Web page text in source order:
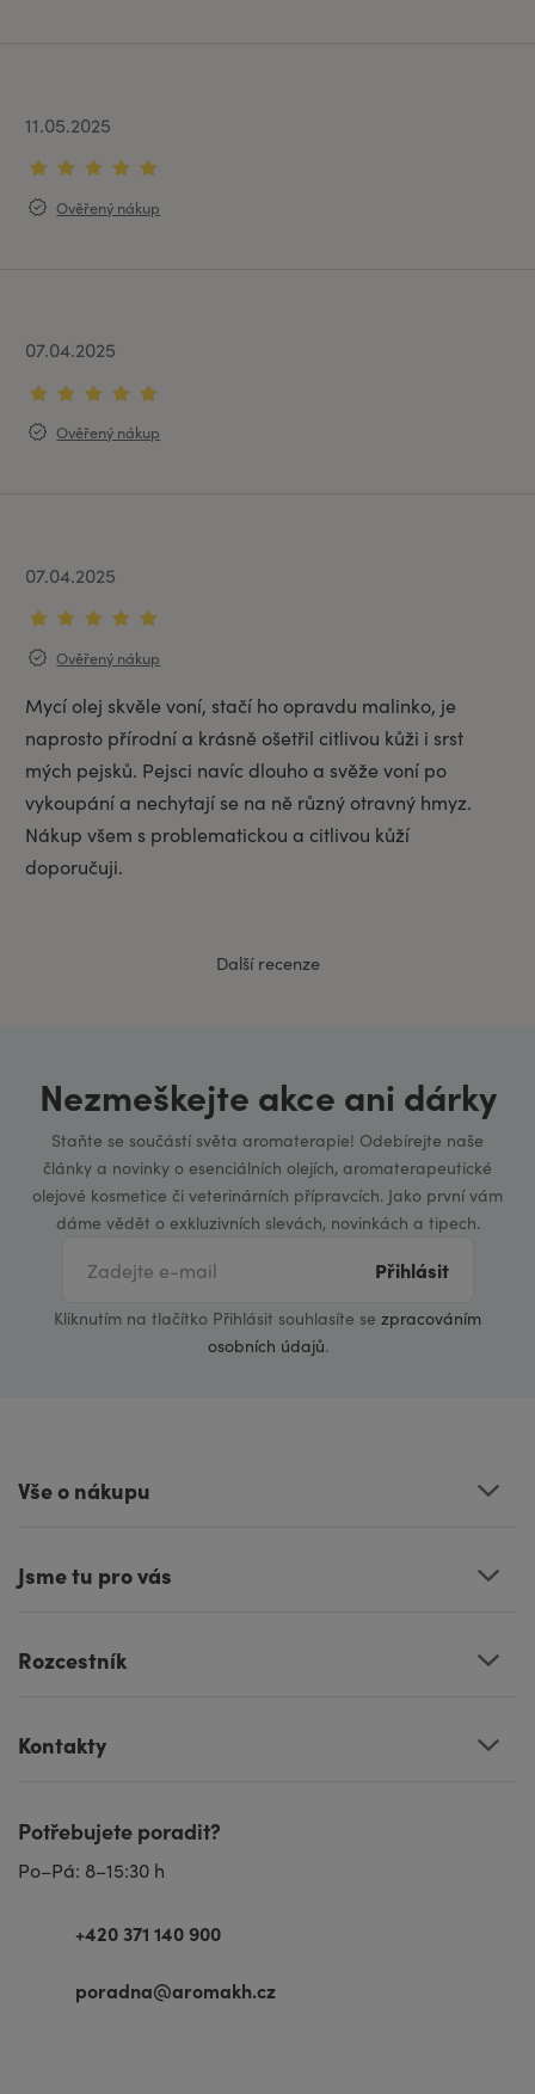
11.05.2025
Ověřený nákup
07.04.2025
Ověřený nákup
07.04.2025
Ověřený nákup
Mycí olej skvěle voní, stačí ho opravdu malinko, je
naprosto přírodní a krásně ošetřil citlivou kůži i srst
mých pejsků. Pejsci navíc dlouho a svěže voní po
vykoupání a nechytají se na ně různý otravný hmyz.
Nákup všem s problematickou a citlivou kůží
doporučuji.
Další recenze
Nezmeškejte akce ani dárky
Staňte se součástí světa aromaterapie! Odebírejte naše
články a novinky o esenciálních olejích, aromaterapeutické
olejové kosmetice či veterinárních přípravcích. Jako první vám
dáme vědět o exkluzivních slevách, novinkách a tipech.
Přihlásit
Kliknutím na tlačítko Přihlásit souhlasíte se zpracováním
osobních údajů.
Vše o nákupu
Jsme tu pro vás
Rozcestník
Kontakty
Potřebujete poradit?
Po–Pá: 8–15:30 h
+420 371 140 900
poradna@aromakh.cz